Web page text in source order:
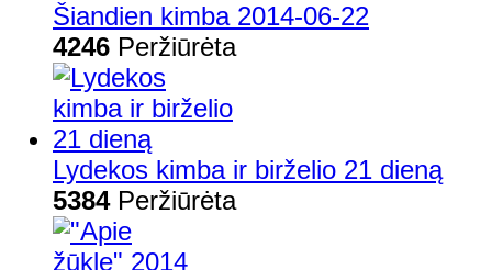
Šiandien kimba 2014-06-22
4246 Peržiūrėta
Lydekos kimba ir birželio 21 dieną
5384Peržiūrėta